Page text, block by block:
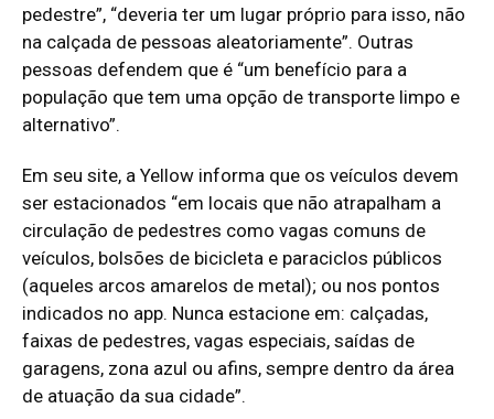
pedestre”, “deveria ter um lugar próprio para isso, não
na calçada de pessoas aleatoriamente”. Outras
pessoas defendem que é “um benefício para a
população que tem uma opção de transporte limpo e
alternativo”.
Em seu site, a Yellow informa que os veículos devem
ser estacionados “em locais que não atrapalham a
circulação de pedestres como vagas comuns de
veículos, bolsões de bicicleta e paraciclos públicos
(aqueles arcos amarelos de metal); ou nos pontos
indicados no app. Nunca estacione em: calçadas,
faixas de pedestres, vagas especiais, saídas de
garagens, zona azul ou afins, sempre dentro da área
de atuação da sua cidade”.